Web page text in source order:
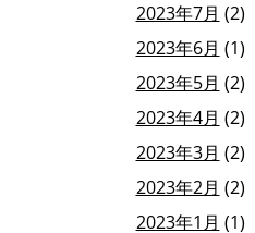
2023年7月 (2)
2023年6月 (1)
2023年5月 (2)
2023年4月 (2)
2023年3月 (2)
2023年2月 (2)
2023年1月 (1)